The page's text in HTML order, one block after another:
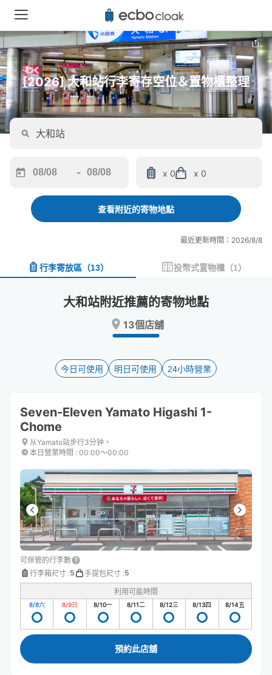
[2026] 大和站行李寄存空位＆置物櫃整理
forward
interact
and
keyboard
shortcuts
for
changing
-
backward
interact
and
a
date.
key
to
keyboard
for
changing
x 0 x 0
查看附近的寄物地點
最近更新時間：2026/8/8
行李寄放區 （13） 投幣式置物櫃 （1）
大和站附近推薦的寄物地點
13個店舖
今日可使用 明日可使用 24小時營業
Seven-Eleven Yamato Higashi 1-
Chome
从Yamato站步行3分钟。
本日營業時間 : 00:00〜00:00
可保管的行李數
行李箱尺寸 :5 手提包尺寸 :5
利用可能時間
8/8六 8/9日 8/10一 8/11二 8/12三 8/13四 8/14五
預約此店舖